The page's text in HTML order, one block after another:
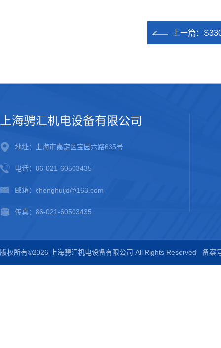
上一篇：
上海骋汇机电设备有限公司
地址：上海市嘉定区宝园六路635号
电话：86-021-60503435
邮箱：chenghuijd@163.com
传真：86-021-60503435
版权所有©2026 上海骋汇机电设备有限公司 All Rights Reserved 备案